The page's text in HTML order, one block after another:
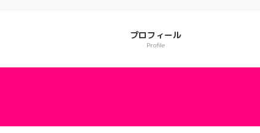
プロフィール
Profile